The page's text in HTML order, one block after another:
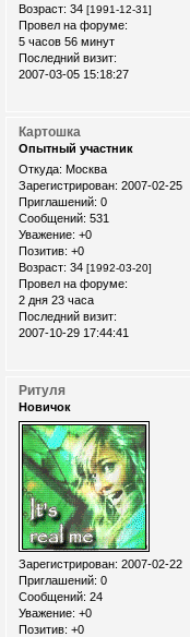
Возраст: 34 [1991-12-31]
Провел на форуме:
5 часов 56 минут
Последний визит:
2007-03-05 15:18:27
Картошка
Опытный участник
Откуда: Москва
Зарегистрирован: 2007-02-25
Приглашений: 0
Сообщений: 531
Уважение: +0
Позитив: +0
Возраст: 34 [1992-03-20]
Провел на форуме:
2 дня 23 часа
Последний визит:
2007-10-29 17:44:41
Ритуля
Новичок
Зарегистрирован: 2007-02-22
Приглашений: 0
Сообщений: 24
Уважение: +0
Позитив: +0